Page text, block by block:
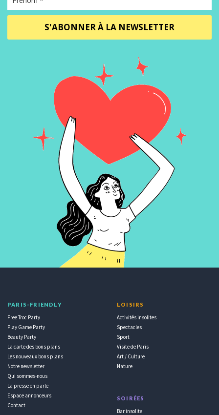
S'ABONNER À LA NEWSLETTER
PARIS-FRIENDLY
Free Troc Party
Play Game Party
Beauty Party
La carte des bons plans
Les nouveaux bons plans
Notre newsletter
Qui sommes-nous
La presse en parle
Espace annonceurs
Contact
LOISIRS
Activités insolites
Spectacles
Sport
Visite de Paris
Art / Culture
Nature
SOIRÉES
Bar insolite